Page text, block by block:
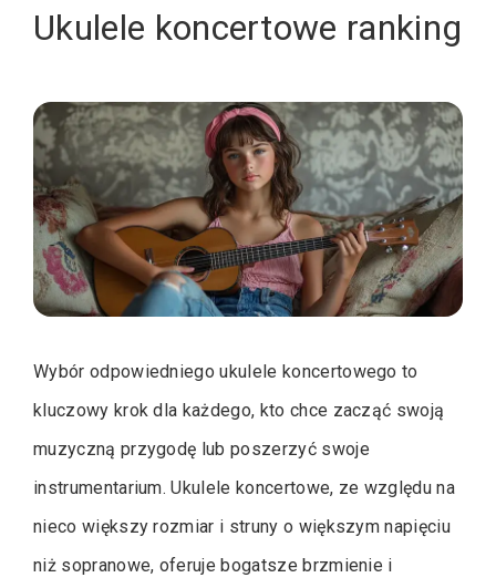
Ukulele koncertowe ranking
Wybór odpowiedniego ukulele koncertowego to
kluczowy krok dla każdego, kto chce zacząć swoją
muzyczną przygodę lub poszerzyć swoje
instrumentarium. Ukulele koncertowe, ze względu na
nieco większy rozmiar i struny o większym napięciu
niż sopranowe, oferuje bogatsze brzmienie i